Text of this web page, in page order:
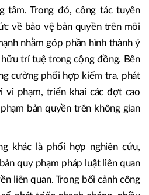
tâm. Trong đó, công tác tuyên
về bảo vệ bản quyền trên môi
nhằm góp phần hình thành ý
trí tuệ trong cộng đồng. Bên
cường phối hợp kiểm tra, phát
vi phạm, triển khai các đợt cao
bản quyền trên không gian
khác là phối hợp nghiên cứu,
quy phạm pháp luật liên quan
liên quan. Trong bối cảnh công